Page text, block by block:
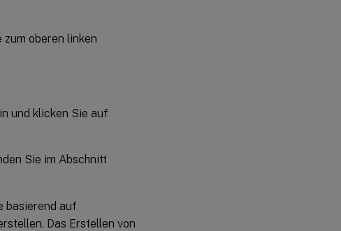
oberen linken
und klicken Sie auf
Sie im Abschnitt
basierend auf
Das Erstellen von